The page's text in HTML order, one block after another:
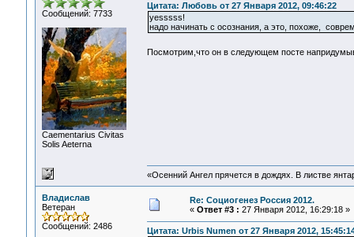
Сообщений: 7733
Сaementarius Civitas
Solis Aeterna
Цитата: Любовь от 27 Января 2012, 09:46:22
yesssss!
надо начинать с осознания, а это, похоже,
Посмотрим,что он в следующем посте
«Осенний Ангел прячется в дождях. В листве
Владислав
Ветеран
Сообщений: 2486
Re: Социогенез Россия 2012.
« Ответ #3 : 27 Января 2012, 16:29:18 »
Цитата: Urbis Numen от 27 Января 2012,